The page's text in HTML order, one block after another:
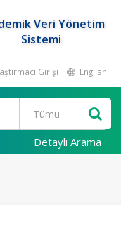
Veri Yönetim
Sistemi
Girişi English
Detaylı Arama